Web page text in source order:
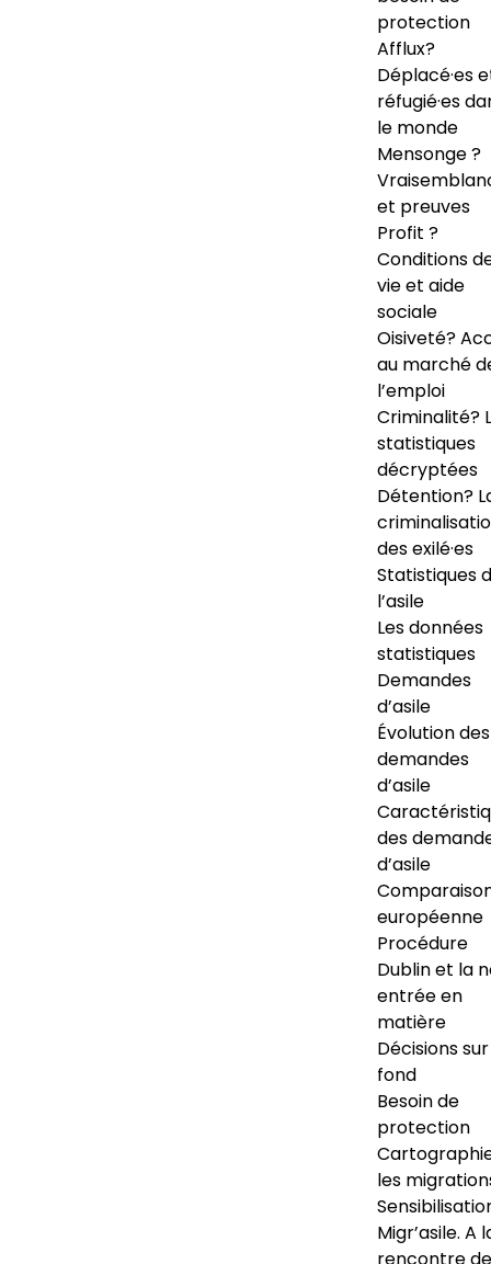
protection
Afflux?
Déplacé·es
réfugié·es
le monde
Mensonge ?
et preuves
Profit ?
Conditions
vie et aide
sociale
Oisiveté?
au marché
l’emploi
Criminalité?
statistiques
décryptées
Détention?
des exilé·es
Statistiques
l’asile
Les données
statistiques
Demandes
d’asile
Évolution des
demandes
d’asile
des
d’asile
européenne
Procédure
Dublin et la
entrée en
matière
Décisions
fond
Besoin de
protection
les
Migr’asile. A